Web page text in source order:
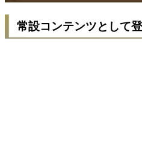
常設コンテンツとして登